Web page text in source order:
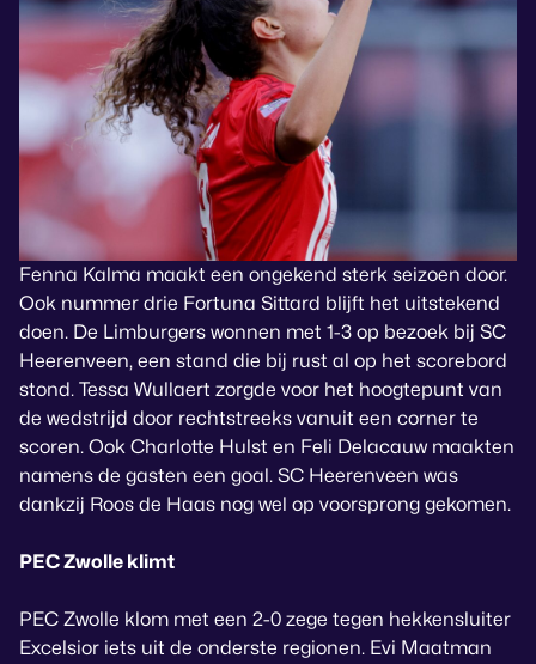
Fenna Kalma maakt een ongekend sterk seizoen door.
Ook nummer drie Fortuna Sittard blijft het uitstekend
doen. De Limburgers wonnen met 1-3 op bezoek bij SC
Heerenveen, een stand die bij rust al op het scorebord
stond. Tessa Wullaert zorgde voor het hoogtepunt van
de wedstrijd door rechtstreeks vanuit een corner te
scoren. Ook Charlotte Hulst en Feli Delacauw maakten
namens de gasten een goal. SC Heerenveen was
dankzij Roos de Haas nog wel op voorsprong gekomen.
PEC Zwolle klimt
PEC Zwolle klom met een 2-0 zege tegen hekkensluiter
Excelsior iets uit de onderste regionen. Evi Maatman